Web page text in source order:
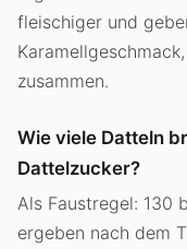
fleischiger und
zusammen.
Wie viele Datteln
Dattelzucker?
Als Faustregel: 130
ergeben nach dem